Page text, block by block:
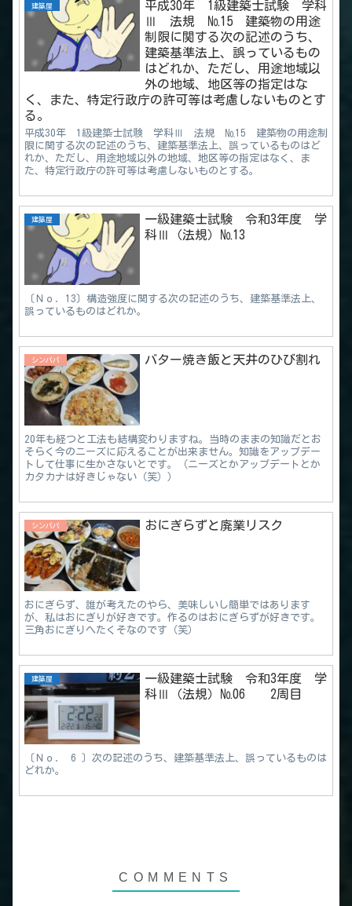
建築屋
平成30年 1級建築士試験 学科
Ⅲ 法規 №15 建築物の用途
制限に関する次の記述のうち、
建築基準法上、誤っているもの
はどれか、ただし、用途地域以
外の地域、地区等の指定はな
く、また、特定行政庁の許可等は考慮しないものとす
る。
平成30年 1級建築士試験 学科Ⅲ 法規 №15 建築物の用途制
限に関する次の記述のうち、建築基準法上、誤っているものはど
れか、ただし、用途地域以外の地域、地区等の指定はなく、ま
た、特定行政庁の許可等は考慮しないものとする。
建築屋
一級建築士試験 令和3年度 学
科Ⅲ（法規）№13
〔Ｎｏ．13〕構造強度に関する次の記述のうち、建築基準法上、
誤っているものはどれか。
シンパパ バター焼き飯と天井のひび割れ
20年も経つと工法も結構変わりますね。当時のままの知識だとお
そらく今のニーズに応えることが出来ません。知識をアップデー
トして仕事に生かさないとです。（ニーズとかアップデートとか
カタカナは好きじゃない（笑））
シンパパ おにぎらずと廃業リスク
おにぎらず、誰が考えたのやら、美味しいし簡単ではあります
が、私はおにぎりが好きです。作るのはおにぎらずが好きです。
三角おにぎりへたくそなのです（笑）
建築屋
一級建築士試験 令和3年度 学
科Ⅲ（法規）№06 2周目
〔Ｎｏ． 6 〕次の記述のうち、建築基準法上、誤っているものは
どれか。